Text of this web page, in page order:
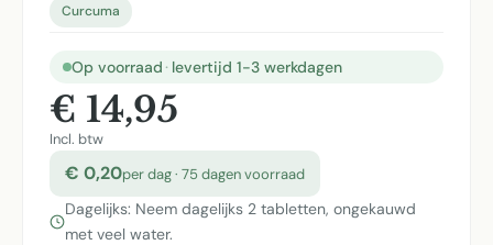
Curcuma
Op voorraad · levertijd 1-3 werkdagen
€ 14,95
Incl. btw
€ 0,20per dag · 75 dagen voorraad
Dagelijks: Neem dagelijks 2 tabletten, ongekauwd
met veel water.